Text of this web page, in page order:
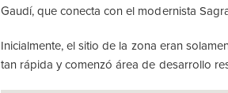
Gaudí, que conecta con el modernista
Inicialmente, el sitio de la zona eran
tan rápida y comenzó área de desarrollo